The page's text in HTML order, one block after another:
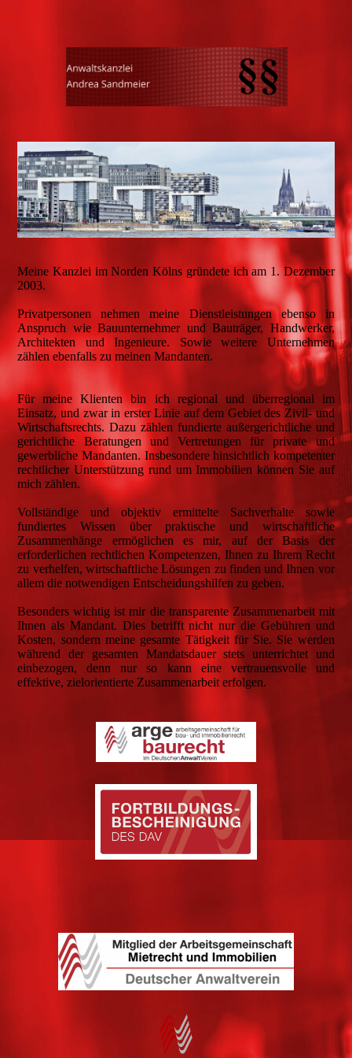
Meine Kanzlei im Norden Kölns gründete ich am 1. Dezember
2003.
Privatpersonen nehmen meine Dienstleistungen ebenso in
Anspruch wie Bauunternehmer und Bauträger, Handwerker,
Architekten und Ingenieure. Sowie weitere Unternehmen
zählen ebenfalls zu meinen Mandanten.
Für meine Klienten bin ich regional und überregional im
Einsatz, und zwar in erster Linie auf dem Gebiet des Zivil- und
Wirtschaftsrechts. Dazu zählen fundierte außergerichtliche und
gerichtliche Beratungen und Vertretungen für private und
gewerbliche Mandanten. Insbesondere hinsichtlich kompetenter
rechtlicher Unterstützung rund um Immobilien können Sie auf
mich zählen.
Vollständige und objektiv ermittelte Sachverhalte sowie
fundiertes Wissen über praktische und wirtschaftliche
Zusammenhänge ermöglichen es mir, auf der Basis der
erforderlichen rechtlichen Kompetenzen, Ihnen zu Ihrem Recht
zu verhelfen, wirtschaftliche Lösungen zu finden und Ihnen vor
allem die notwendigen Entscheidungshilfen zu geben.
Besonders wichtig ist mir die transparente Zusammenarbeit mit
Ihnen als Mandant. Dies betrifft nicht nur die Gebühren und
Kosten, sondern meine gesamte Tätigkeit für Sie. Sie werden
während der gesamten Mandatsdauer stets unterrichtet und
einbezogen, denn nur so kann eine vertrauensvolle und
effektive, zielorientierte Zusammenarbeit erfolgen.